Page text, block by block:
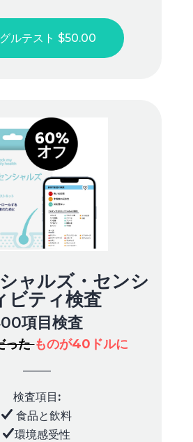
ルテスト $50.00
ャルズ・センシ
ビティ検査
項目検査
ったものが40ドルに
検査項目 :
食品と飲料
環境感受性